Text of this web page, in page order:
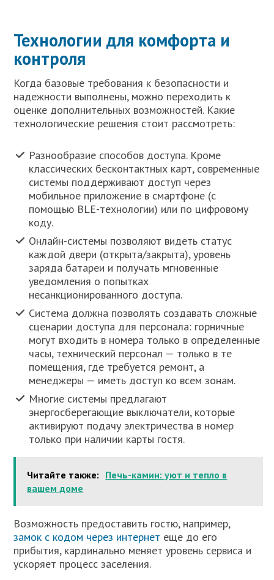
Технологии для комфорта и
контроля
Когда базовые требования к безопасности и
надежности выполнены, можно переходить к
оценке дополнительных возможностей. Какие
технологические решения стоит рассмотреть:
Разнообразие способов доступа. Кроме
классических бесконтактных карт, современные
системы поддерживают доступ через
мобильное приложение в смартфоне (с
помощью BLE-технологии) или по цифровому
коду.
Онлайн-системы позволяют видеть статус
каждой двери (открыта/закрыта), уровень
заряда батареи и получать мгновенные
уведомления о попытках
несанкционированного доступа.
Система должна позволять создавать сложные
сценарии доступа для персонала: горничные
могут входить в номера только в определенные
часы, технический персонал — только в те
помещения, где требуется ремонт, а
менеджеры — иметь доступ ко всем зонам.
Многие системы предлагают
энергосберегающие выключатели, которые
активируют подачу электричества в номер
только при наличии карты гостя.
Читайте также: Печь-камин: уют и тепло в
вашем доме
Возможность предоставить гостю, например,
замок с кодом через интернет еще до его
прибытия, кардинально меняет уровень сервиса и
ускоряет процесс заселения.